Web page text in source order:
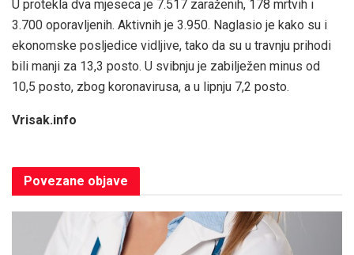
U protekla dva mjeseca je 7.517 zaraženih, 178 mrtvih i
3.700 oporavljenih. Aktivnih je 3.950. Naglasio je kako su i
ekonomske posljedice vidljive, tako da su u travnju prihodi
bili manji za 13,3 posto. U svibnju je zabilježen minus od
10,5 posto, zbog koronavirusa, a u lipnju 7,2 posto.
Vrisak.info
Povezane objave